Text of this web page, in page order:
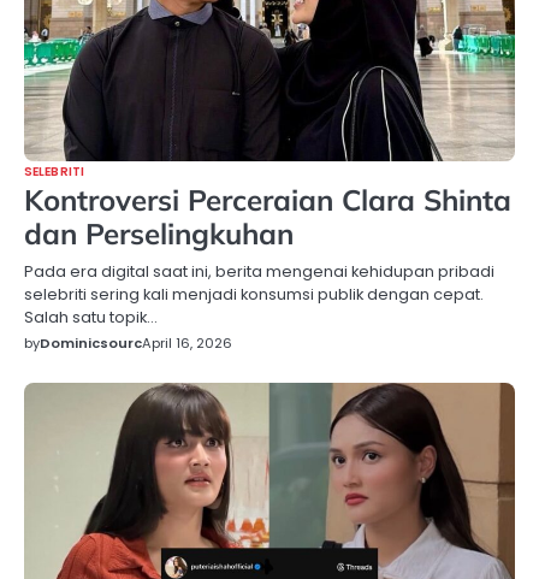
SELEBRITI
Kontroversi Perceraian Clara Shinta
dan Perselingkuhan
Pada era digital saat ini, berita mengenai kehidupan pribadi
selebriti sering kali menjadi konsumsi publik dengan cepat.
Salah satu topik…
byDominicsourcApril 16, 2026